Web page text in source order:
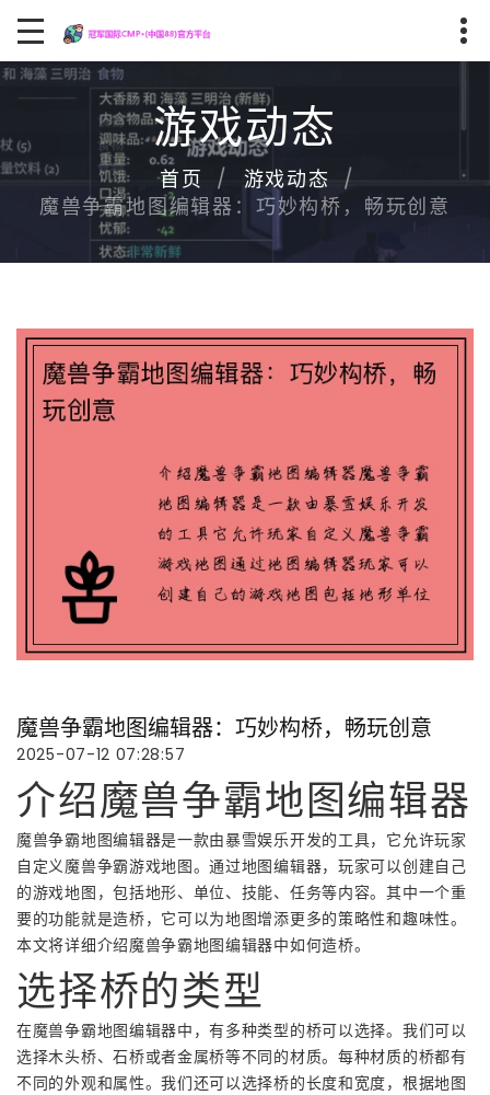
游戏动态
首页
游戏动态
魔兽争霸地图编辑器：巧妙构桥，畅玩创意
魔兽争霸地图编辑器：巧妙构桥，畅玩创意
2025-07-12 07:28:57
介绍魔兽争霸地图编辑器
魔兽争霸地图编辑器是一款由暴雪娱乐开发的工具，它允许玩家
自定义魔兽争霸游戏地图。通过地图编辑器，玩家可以创建自己
的游戏地图，包括地形、单位、技能、任务等内容。其中一个重
要的功能就是造桥，它可以为地图增添更多的策略性和趣味性。
本文将详细介绍魔兽争霸地图编辑器中如何造桥。
选择桥的类型
在魔兽争霸地图编辑器中，有多种类型的桥可以选择。我们可以
选择木头桥、石桥或者金属桥等不同的材质。每种材质的桥都有
不同的外观和属性。我们还可以选择桥的长度和宽度，根据地图